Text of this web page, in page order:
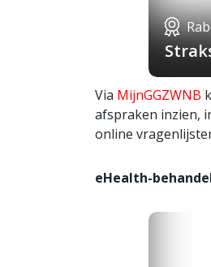
Via MijnGGZWNB
afspraken inzien,
online
eHealth-